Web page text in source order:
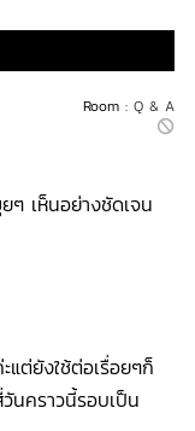
Room : Q & A
เห็นอย่างชัดเจน
ต่ยังใช้ต่อเรื่อยๆก็
นคราวนี้รอบเป็น